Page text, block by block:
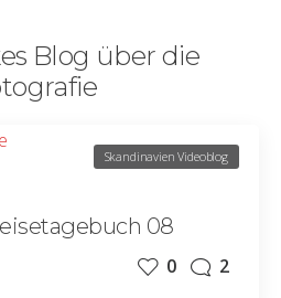
Blog über die
Skandinavien Videoblog
08
0 2